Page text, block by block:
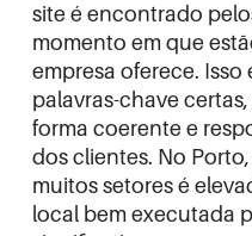
site é encontrado
momento em que
empresa oferece.
palavras-chave
forma coerente e
dos clientes. No
muitos setores é
local bem executada